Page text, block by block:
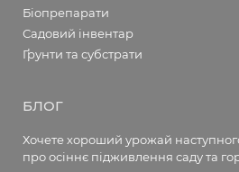
Біопрепарати
Садовий інвентар
Ґрунти та субстрати
БЛОГ
Хочете хороший урожай
про осіннє підживлення саду та